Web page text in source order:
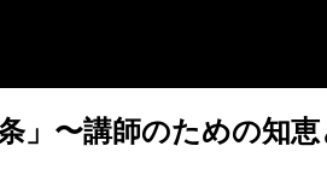
」〜講師のための知